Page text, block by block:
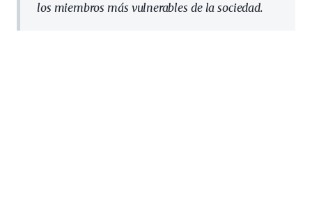
los miembros más vulnerables de la sociedad.